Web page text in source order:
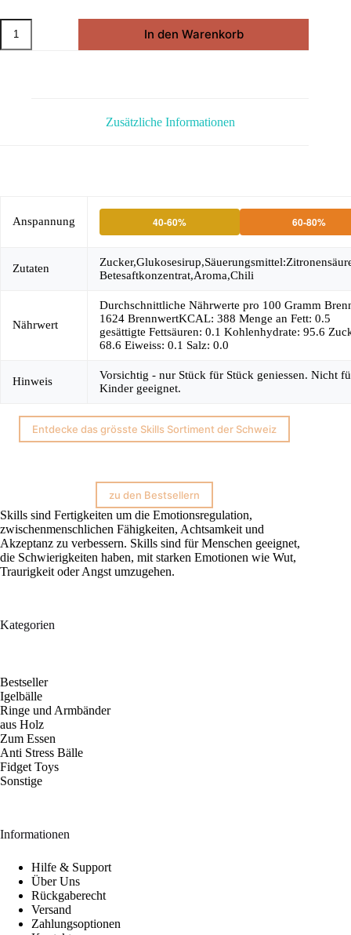
Erdbeer
Pfeffer
Bonbons
In den Warenkorb
Zusätzliche Informationen
Anspannung 40-60% 60-80%
Zutaten
Betesaftkonzentrat,Aroma,Chili
Nährwert
Durchschnittliche Nährwerte pro 100 Gramm
1624 BrennwertKCAL: 388 Menge an Fett: 0.5
gesättigte Fettsäuren: 0.1 Kohlenhydrate: 95.6
68.6 Eiweiss: 0.1 Salz: 0.0
Hinweis
Vorsichtig - nur Stück für Stück geniessen. Nicht
Kinder geeignet.
Entdecke das grösste Skills Sortiment der Schweiz
zu den Bestsellern
Skills sind Fertigkeiten um die Emotionsregulation,
zwischenmenschlichen Fähigkeiten, Achtsamkeit und
Akzeptanz zu verbessern. Skills sind für Menschen geeignet,
die Schwierigkeiten haben, mit starken Emotionen wie Wut,
Traurigkeit oder Angst umzugehen.
Kategorien
Bestseller
Igelbälle
Ringe und Armbänder
aus Holz
Zum Essen
Anti Stress Bälle
Fidget Toys
Sonstige
Informationen
Hilfe & Support
Über Uns
Rückgaberecht
Versand
Zahlungsoptionen